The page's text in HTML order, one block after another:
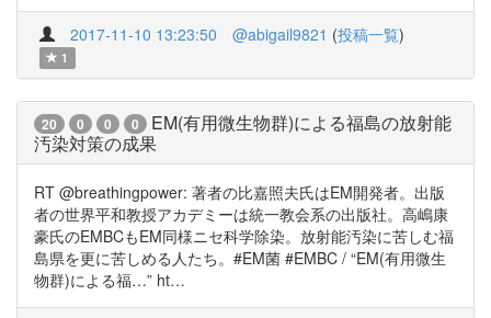
2017-11-10 13:23:50 @abigail9821 (投稿一覧)
1
20 0 0 0
EM(有用微生物群)による福島の放射能
汚染対策の成果
RT @breathingpower: 著者の比嘉照夫氏はEM開発者。出版
者の世界平和教授アカデミーは統一教会系の出版社。高嶋康
豪氏のEMBCもEM同様ニセ科学除染。放射能汚染に苦しむ福
島県を更に苦しめる人たち。#EM菌 #EMBC / “EM(有用微生
物群)による福…” ht…